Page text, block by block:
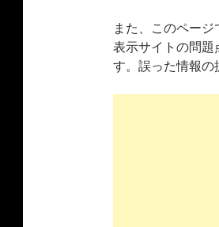
また、このペー
表示サイトの問題
す。誤った情報の